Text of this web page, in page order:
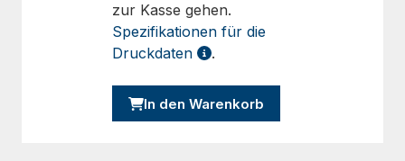
zur Kasse gehen.
Spezifikationen für die
Druckdaten
.
In den Warenkorb